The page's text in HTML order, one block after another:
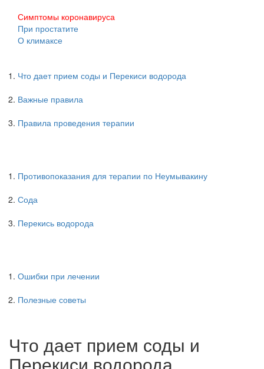
Симптомы коронавируса
При простатите
О климаксе
Что дает прием соды и Перекиси водорода
Важные правила
Правила проведения терапии
Противопоказания для терапии по Неумывакину
Сода
Перекись водорода
Ошибки при лечении
Полезные советы
Что дает прием соды и